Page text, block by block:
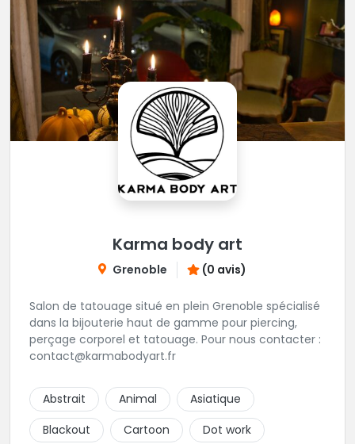
Karma body art
Grenoble (0 avis)
Salon de tatouage situé en plein Grenoble spécialisé
dans la bijouterie haut de gamme pour piercing,
perçage corporel et tatouage. Pour nous contacter :
contact@karmabodyart.fr
Abstrait Animal
Asiatique
Blackout
Cartoon
Dot work